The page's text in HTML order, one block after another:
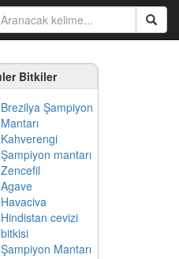
Bitkiler
Brezilya Şampiyon
Mantarı
Kahverengi
Şampiyon mantarı
Zencefil
Agave
Havaciva
Hindistan cevizi
bitkisi
Şampiyon Mantarı